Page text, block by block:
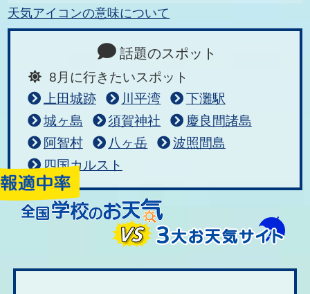
天気アイコンの意味について
話題のスポット
8月に行きたいスポット
上田城跡
川平湾
下灘駅
城ヶ島
須賀神社
慶良間諸島
阿智村
八ヶ岳
波照間島
四国カルスト